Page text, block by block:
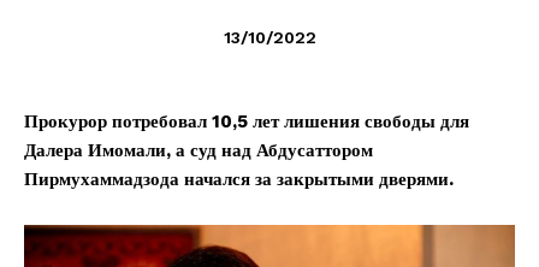
13/10/2022
Прокурор потребовал 10,5 лет лишения свободы для
Далера Имомали, а суд над Абдусаттором
Пирмухаммадзода начался за закрытыми дверями.